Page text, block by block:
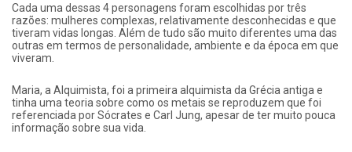
Cada uma dessas 4 personagens foram escolhidas por três
razões: mulheres complexas, relativamente desconhecidas e que
tiveram vidas longas. Além de tudo são muito diferentes uma das
outras em termos de personalidade, ambiente e da época em que
viveram.
Maria, a Alquimista, foi a primeira alquimista da Grécia antiga e
tinha uma teoria sobre como os metais se reproduzem que foi
referenciada por Sócrates e Carl Jung, apesar de ter muito pouca
informação sobre sua vida.